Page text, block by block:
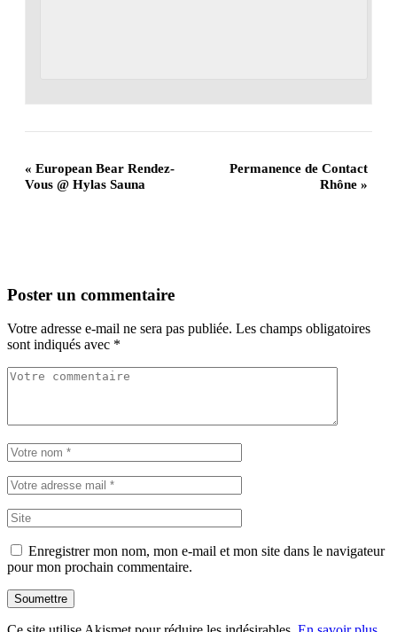
« European Bear Rendez-
Vous @ Hylas Sauna
Permanence de Contact
Rhône »
Poster un commentaire
Votre adresse e-mail ne sera pas publiée. Les champs obligatoires
sont indiqués avec *
Enregistrer mon nom, mon e-mail et mon site dans le navigateur
pour mon prochain commentaire.
Soumettre